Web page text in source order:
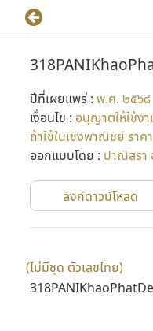
ปีที่เผยแพร่ : พ.ศ. ๒๕๖๘
เงื่อนไข : อนุญาตให้ใช้ง
ถ้าใช้ในเชิงพาณิชย์ ราค
ออกแบบโดย : ปาณิสรา
ลิงก์ดาวน์โหลด
(ไม่มีชุด ตัวเลขไทย)